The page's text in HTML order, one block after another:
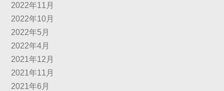
2022年11月
2022年10月
2022年5月
2022年4月
2021年12月
2021年11月
2021年6月